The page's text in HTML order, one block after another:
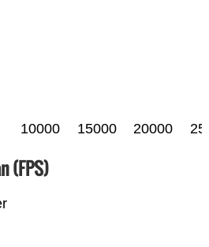
10000 15000 20000
(FPS)